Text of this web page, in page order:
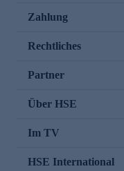
Zahlung
Rechtliches
Partner
Über HSE
Im TV
HSE International